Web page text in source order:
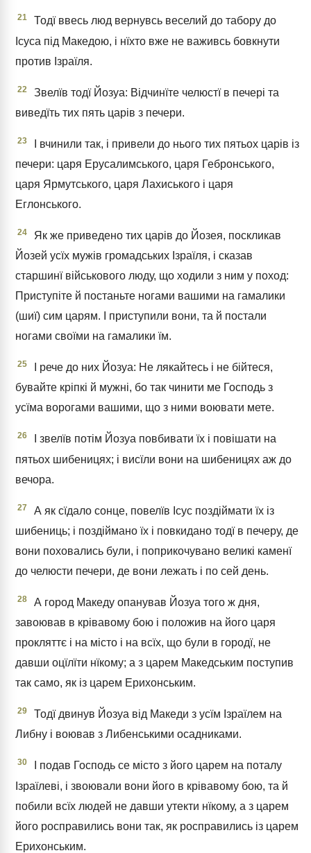
21
Тодї ввесь люд вернувсь веселий до табору до
Ісуса під Македою, і нїхто вже не важивсь бовкнути
против Ізраїля.
22
Звелїв тодї Йозуа: Відчинїте челюстї в печері та
виведїть тих пять царів з печери.
23
І вчинили так, і привели до нього тих пятьох царів із
печери: царя Ерусалимського, царя Гебронського,
царя Ярмутського, царя Лахиського і царя
Еглонського.
24
Як же приведено тих царів до Йозея, поскликав
Йозей усїх мужів громадських Ізраїля, і сказав
старшинї військового люду, що ходили з ним у поход:
Приступіте й постаньте ногами вашими на гамалики
(шиї) сим царям. І приступили вони, та й постали
ногами своїми на гамалики їм.
25
І рече до них Йозуа: Не лякайтесь і не бійтеся,
бувайте кріпкі й мужні, бо так чинити ме Господь з
усїма ворогами вашими, що з ними воювати мете.
26
І звелїв потім Йозуа повбивати їх і повішати на
пятьох шибеницях; і висїли вони на шибеницях аж до
вечора.
27
А як сїдало сонце, повелїв Ісус поздіймати їх із
шибениць; і поздіймано їх і повкидано тодї в печеру, де
вони поховались були, і поприкочувано великі каменї
до челюсти печери, де вони лежать і по сей день.
28
А город Македу опанував Йозуа того ж дня,
завоював в крівавому бою і положив на його царя
прокляттє і на місто і на всїх, що були в городї, не
давши оцїлїти нїкому; а з царем Македським поступив
так само, як із царем Ерихонським.
29
Тодї двинув Йозуа від Македи з усїм Ізраїлем на
Либну і воював з Либенськими осадниками.
30
І подав Господь се місто з його царем на поталу
Ізраїлеві, і звоювали вони його в крівавому бою, та й
побили всїх людей не давши утекти нїкому, а з царем
його росправились вони так, як росправились із царем
Ерихонським.